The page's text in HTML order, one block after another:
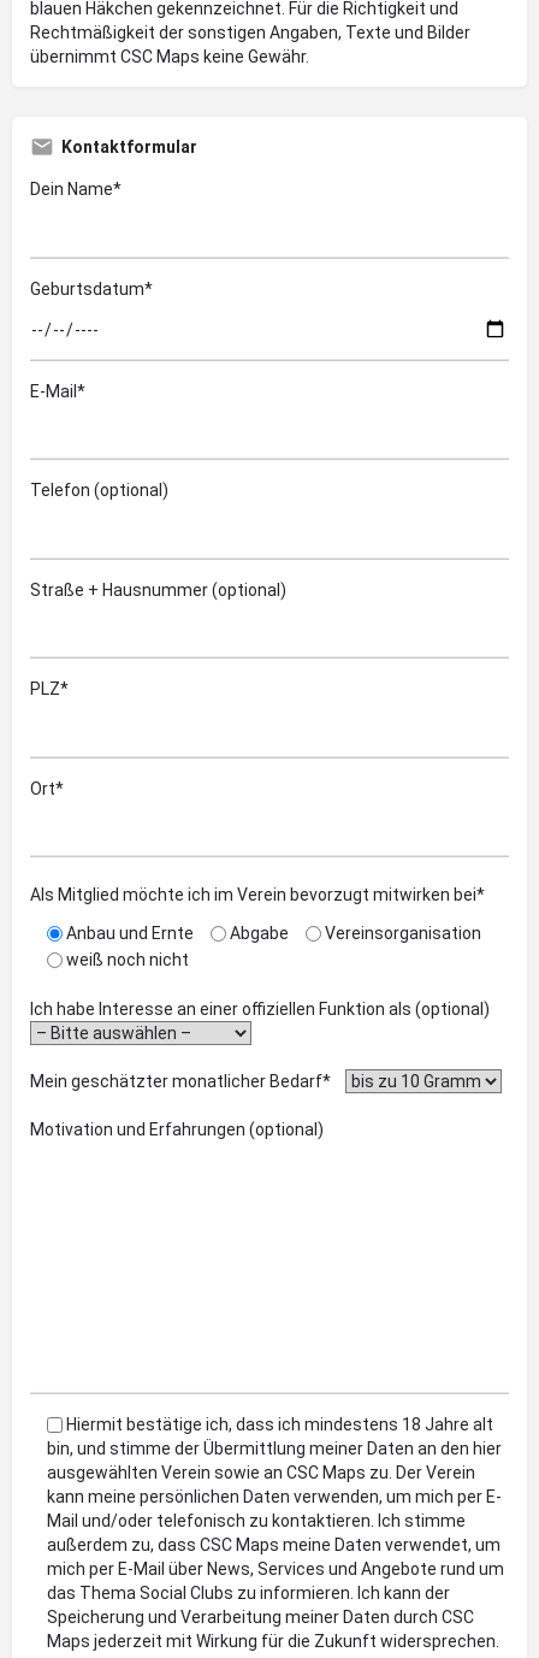
blauen Häkchen gekennzeichnet. Für die Richtigkeit und
Rechtmäßigkeit der sonstigen Angaben, Texte und Bilder
übernimmt CSC Maps keine Gewähr.
Kontaktformular
Dein Name*
Geburtsdatum*
E-Mail*
Telefon (optional)
Straße + Hausnummer (optional)
PLZ*
Ort*
Als Mitglied möchte ich im Verein bevorzugt mitwirken bei*
Anbau und Ernte
Abgabe
Vereinsorganisation
weiß noch nicht
Ich habe Interesse an einer offiziellen Funktion als (optional)
Mein geschätzter monatlicher Bedarf*
Motivation und Erfahrungen (optional)
Hiermit bestätige ich, dass ich mindestens 18 Jahre alt
bin, und stimme der Übermittlung meiner Daten an den hier
ausgewählten Verein sowie an CSC Maps zu. Der Verein
kann meine persönlichen Daten verwenden, um mich per E-
Mail und/oder telefonisch zu kontaktieren. Ich stimme
außerdem zu, dass CSC Maps meine Daten verwendet, um
mich per E-Mail über News, Services und Angebote rund um
das Thema Social Clubs zu informieren. Ich kann der
Speicherung und Verarbeitung meiner Daten durch CSC
Maps jederzeit mit Wirkung für die Zukunft widersprechen.